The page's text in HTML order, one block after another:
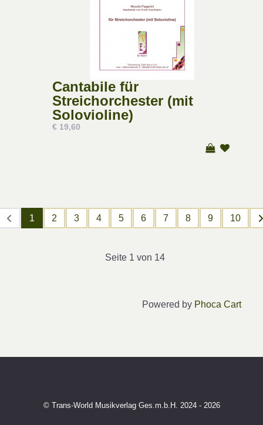
Cantabile für
Streichorchester (mit
Solovioline)
€ 19,60
1 2 3 4 5 6 7 8 9 10
Seite 1 von 14
Powered by Phoca Cart
© Trans-World Musikverlag Ges.m.b.H. 2024 - 2026